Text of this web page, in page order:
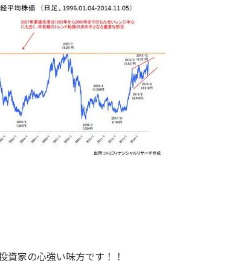
資家の心強い味方です！！